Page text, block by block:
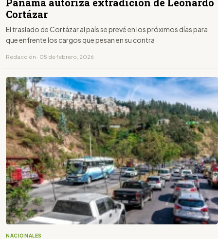
Panamá autoriza extradición de Leonardo
Cortázar
El traslado de Cortázar al país se prevé en los próximos días para
que enfrente los cargos que pesan en su contra
Redacción · 05 de febrero, 2026
NACIONALES